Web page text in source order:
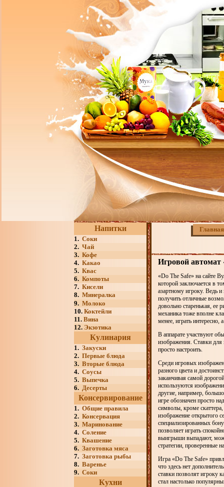
Напитки
1. Соки
2. Чай
3. Кофе
4. Какао
5. Квас
6. Компоты
7. Кисели
8. Минералка
9. Молоко
10. Коктейли
11. Вина
12. Экзотика
Кулинария
1. Закуски
2. Первые блюда
3. Вторые блюда
4. Соусы
5. Выпечка
6. Десерты
Консервирование
1. Общие правила
2. Консервация
3. Маринование
4. Соление
5. Квашение
6. Заготовка мяса
7. Заготовка рыбы
8. Варенье
9. Соки
Кухни
Главная
Игровой автомат
«Do The Safe» на сайте
которой заключается в
азартному игроку. Ведь
получить отличные
довольно старенькая, ее
механика тоже вполне
менее, играть интересно,
В аппарате участвуют
изображения. Ставки
просто настроить.
Среди игровых
разного цвета и
заканчивая самой
используются
другие, например,
игре обозначен просто
символы, кроме
изображение открытого
специализированных
позволяет играть
выигрыши выпадают,
стратегии, проверенные
Игра «Do The Safe»
что здесь нет
ставки позволят игроку
стал настолько